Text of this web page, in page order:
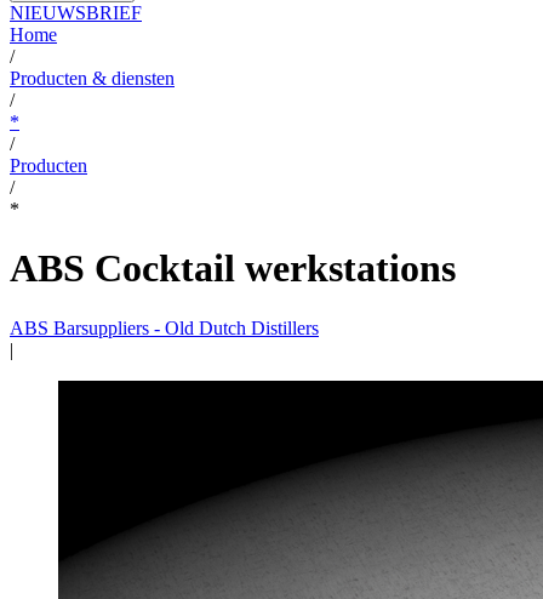
NIEUWSBRIEF
Home
/
Producten & diensten
/
*
/
Producten
/
*
ABS Cocktail werkstations
ABS Barsuppliers - Old Dutch Distillers
|